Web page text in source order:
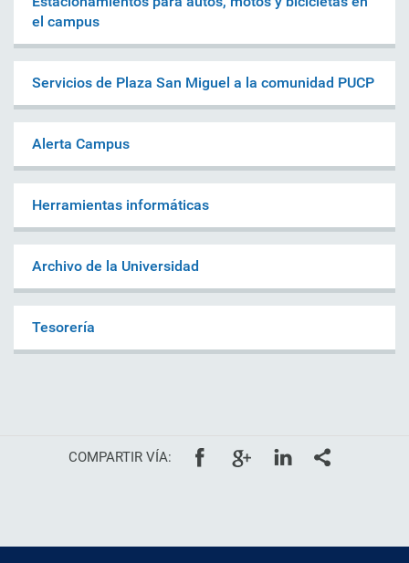
el campus
Servicios de Plaza San Miguel a la comunidad PUCP
Alerta Campus
Herramientas informáticas
Archivo de la Universidad
Tesorería
COMPARTIR VÍA: